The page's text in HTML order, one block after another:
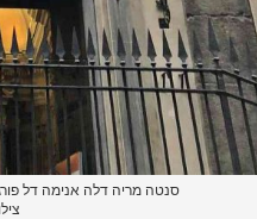
סנטה מריה דלה אנימה דל